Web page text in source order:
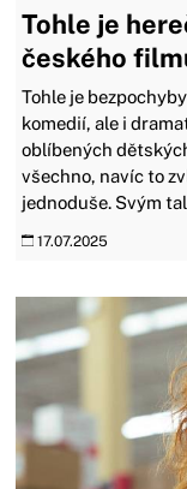
Tohle je
českého
Tohle je
komedií, ale i
oblíbených
všechno, navíc to
jednoduše. Svým
17.07.2025